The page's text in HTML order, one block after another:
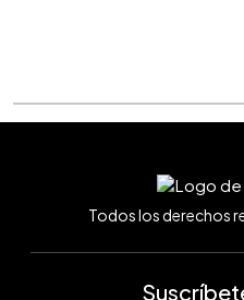
Todos los derechos